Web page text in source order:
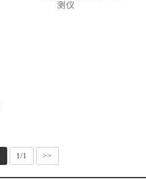
测仪
1/1 >>